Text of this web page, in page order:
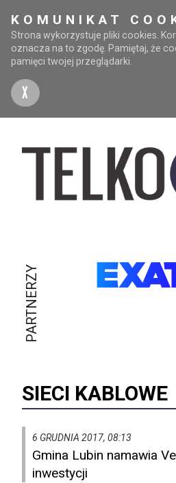
KOMUNIKAT
Strona wykorzystuje pliki cookies.
oznacza na to zgodę. Pamiętaj, że
pamięci twojej przeglądarki.
X
PARTNERZY
SIECI KABLOWE
6 GRUDNIA 2017, 08:13
Gmina Lubin namawia
inwestycji